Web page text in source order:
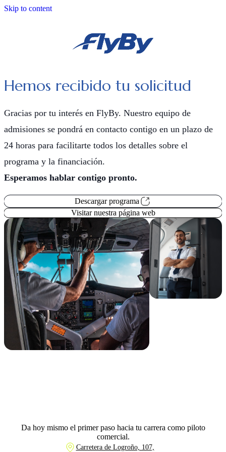
Skip to content
Hemos recibido tu solicitud
Gracias por tu interés en FlyBy. Nuestro equipo de
admisiones se pondrá en contacto contigo en un plazo de
24 horas para facilitarte todos los detalles sobre el
programa y la financiación.
Esperamos hablar contigo pronto.
Descargar programa
Visitar nuestra página web
Da hoy mismo el primer paso hacia tu carrera como piloto
comercial.
Carretera de Logroño, 107,